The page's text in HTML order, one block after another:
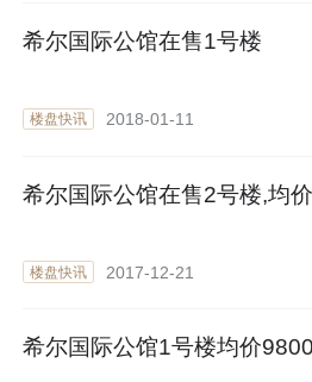
希尔国际公馆在售1号楼
楼盘快讯 2018-01-11
希尔国际公馆在售2号楼,均
楼盘快讯 2017-12-21
希尔国际公馆1号楼均价